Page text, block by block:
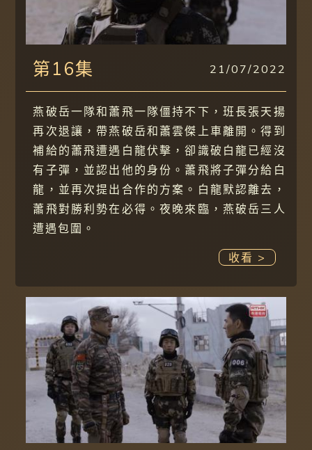
第16集 21/07/2022
燕破岳一隊和蕭飛一隊僵持不下，班長張天揚
再次退讓，帶燕破岳和蕭雲傑上車離開。得到
補給的蕭飛遭遇白龍伏擊，卻識破白龍已經沒
有子彈，並認出他的身份。蕭飛將子彈分給白
龍，並再次提出合作的方案。白龍默認離去，
蕭飛對勝利勢在必得。夜晚來臨，燕破岳三人
遭遇包圍。
收看 >